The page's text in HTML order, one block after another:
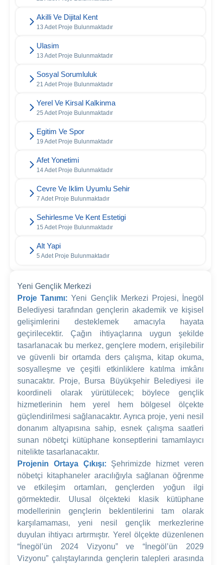
Akilli Ve Dijital Kent
13 Adet Proje Bulunmaktadır
Ulasim
13 Adet Proje Bulunmaktadır
Sosyal Sorumluluk
21 Adet Proje Bulunmaktadır
Yerel Ve Kirsal Kalkinma
25 Adet Proje Bulunmaktadır
Egitim Ve Spor
19 Adet Proje Bulunmaktadır
Afet Yonetimi
14 Adet Proje Bulunmaktadır
Cevre Ve Iklim Uyumlu Sehir
7 Adet Proje Bulunmaktadır
Sehirlesme Ve Kent Estetigi
15 Adet Proje Bulunmaktadır
Alt Yapi
5 Adet Proje Bulunmaktadır
Yeni Gençlik Merkezi
Proje Tanımı:Yeni Gençlik Merkezi Projesi, İnegöl
Belediyesi tarafından gençlerin akademik ve kişisel
gelişimlerini desteklemek amacıyla hayata
geçirilecektir. Çağın ihtiyaçlarına uygun şekilde
tasarlanacak bu merkez, gençlere modern, erişilebilir
ve güvenli bir ortamda ders çalışma, kitap okuma,
sosyalleşme ve çeşitli etkinliklere katılma imkânı
sunacaktır. Proje, Bursa Büyükşehir Belediyesi ile
koordineli olarak yürütülecek; böylece gençlik
hizmetlerinin hem yerel hem bölgesel ölçekte
güçlendirilmesi sağlanacaktır. Ayrıca proje, yeni nesil
donanım altyapısına sahip, esnek çalışma saatleri
sunan nöbetçi kütüphane konseptlerini tamamlayıcı
nitelikte tasarlanacaktır.
Projenin Ortaya Çıkışı: Şehrimizde hizmet veren
nöbetçi kitaphaneler aracılığıyla sağlanan öğrenme
ve etkileşim ortamları, gençlerden yoğun ilgi
görmektedir. Ulusal ölçekteki klasik kütüphane
modellerinin gençlerin beklentilerini tam olarak
karşılamaması, yeni nesil gençlik merkezlerine
duyulan ihtiyacı artırmıştır. Yerel ölçekte düzenlenen
“İnegöl’ün 2024 Vizyonu” ve “İnegöl’ün 2029
Vizyonu” çalıştaylarında gençlerin talepleri arasında